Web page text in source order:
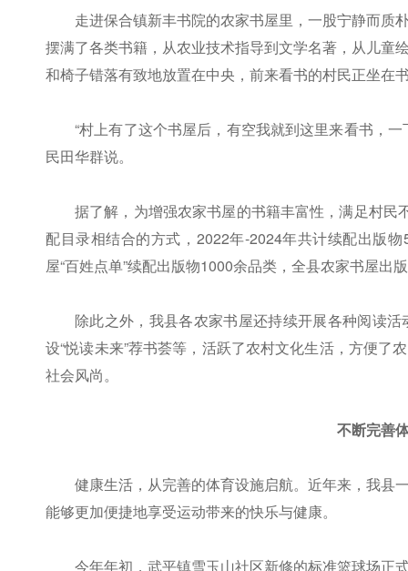
走进保合镇新丰书院的农家书屋里，一股宁静而质
摆满了各类书籍，从农业技术指导到文学名著，从儿童
和椅子错落有致地放置在中央，前来看书的村民正坐在
“村上有了这个书屋后，有空我就到这里来看书，
民田华群说。
据了解，为增强农家书屋的书籍丰富性，满足村民
配目录相结合的方式，2022年-2024年共计续配出版
屋“百姓点单”续配出版物1000余品类，全县农家书屋出
除此之外，我县各农家书屋还持续开展各种阅读活
设“悦读未来”荐书荟等，活跃了农村文化生活，方便了
社会风尚。
不断完善
健康生活，从完善的体育设施启航。近年来，我县
能够更加便捷地享受运动带来的快乐与健康。
今年年初，武平镇雪玉山社区新修的标准篮球场正